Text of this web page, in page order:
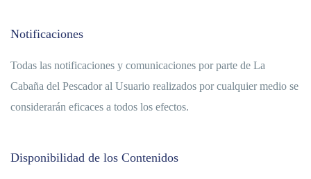
Notificaciones
Todas las notificaciones y comunicaciones por parte de La
Cabaña del Pescador al Usuario realizados por cualquier medio se
considerarán eficaces a todos los efectos.
Disponibilidad de los Contenidos